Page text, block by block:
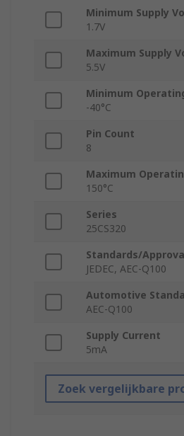
Minimum Supply
1.7V
Maximum Supply
5.5V
Minimum
-40°C
Pin Count
8
Maximum
150°C
Series
25CS320
Standards/
JEDEC, AEC-Q100
Automotive
AEC-Q100
Supply Current
5mA
Zoek vergelijkbare